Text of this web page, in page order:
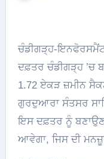
ਚੰਡੀਗੜ੍ਹ-ਇਨਫੋਰਸਮੈਂਟ ਡਾਇਰੈਕਟੋਰੇਟ ਦਾ ਉੱਤਰੀ ਰਿਜਨਲ
ਦਫ਼ਤਰ ਚੰਡੀਗੜ੍ਹ ’ਚ
1.72 ਏਕੜ ਜ਼ਮੀਨ
ਗੁਰਦੁਆਰਾ ਸੰਤਸਰ
ਇਸ ਦਫ਼ਤਰ ਨੂੰ
ਆਵੇਗਾ, ਜਿਸ ਦੀ